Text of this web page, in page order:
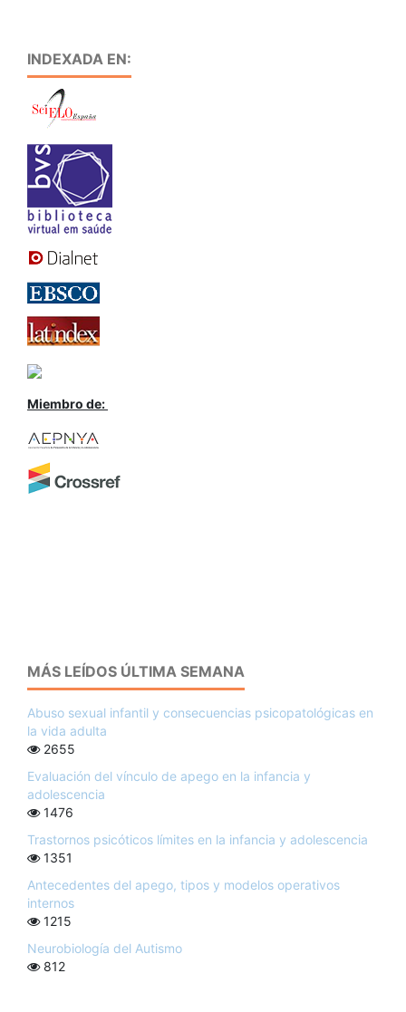
INDEXADA EN:
Miembro de:
MÁS LEÍDOS ÚLTIMA SEMANA
Abuso sexual infantil y consecuencias psicopatológicas en
la vida adulta
2655
Evaluación del vínculo de apego en la infancia y
adolescencia
1476
Trastornos psicóticos límites en la infancia y adolescencia
1351
Antecedentes del apego, tipos y modelos operativos
internos
1215
Neurobiología del Autismo
812